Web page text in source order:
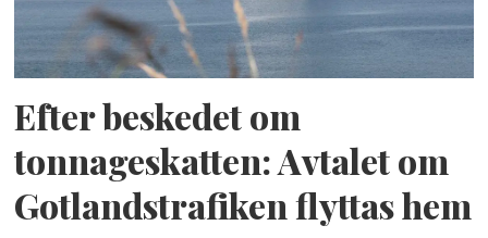
Efter beskedet om
tonnageskatten: Avtalet om
Gotlandstrafiken flyttas hem